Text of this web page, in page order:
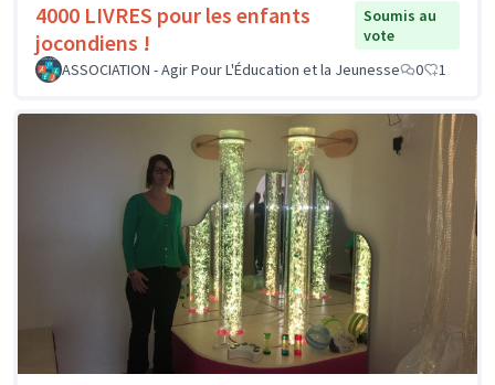
4000 LIVRES pour les enfants
jocondiens !
Soumis au
vote
ASSOCIATION - Agir Pour L'Éducation et la Jeunesse
0 1